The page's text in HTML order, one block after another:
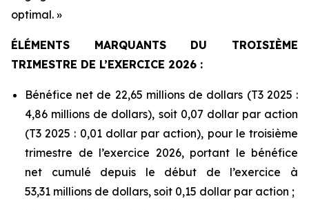
optimal. »
ÉLÉMENTS MARQUANTS DU TROISIÈME
TRIMESTRE DE L’EXERCICE 2026 :
Bénéfice net de 22,65 millions de dollars (T3 2025 :
4,86 millions de dollars), soit 0,07 dollar par action
(T3 2025 : 0,01 dollar par action), pour le troisième
trimestre de l’exercice 2026, portant le bénéfice
net cumulé depuis le début de l’exercice à
53,31 millions de dollars, soit 0,15 dollar par action ;